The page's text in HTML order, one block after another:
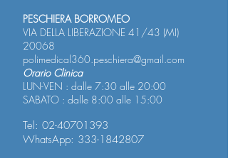
PESCHIERA BORROMEO
VIA DELLA LIBERAZIONE 41/43 (MI)
20068
polimedical360.peschiera@gmail.com
Orario Clinica
LUN-VEN : dalle 7:30 alle 20:00
SABATO : dalle 8:00 alle 15:00
Tel: 02-40701393
WhatsApp: 333-1842807